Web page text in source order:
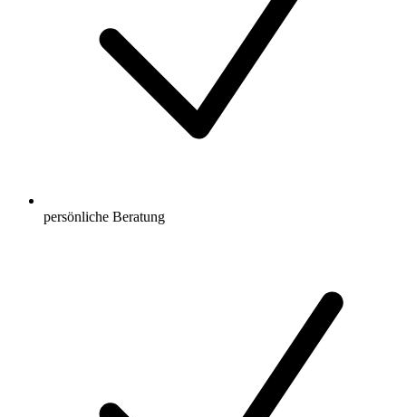
persönliche Beratung